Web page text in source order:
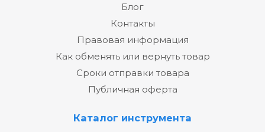
Блог
Контакты
Правовая информация
Как обменять или вернуть товар
Сроки отправки товара
Публичная оферта
Каталог инструмента